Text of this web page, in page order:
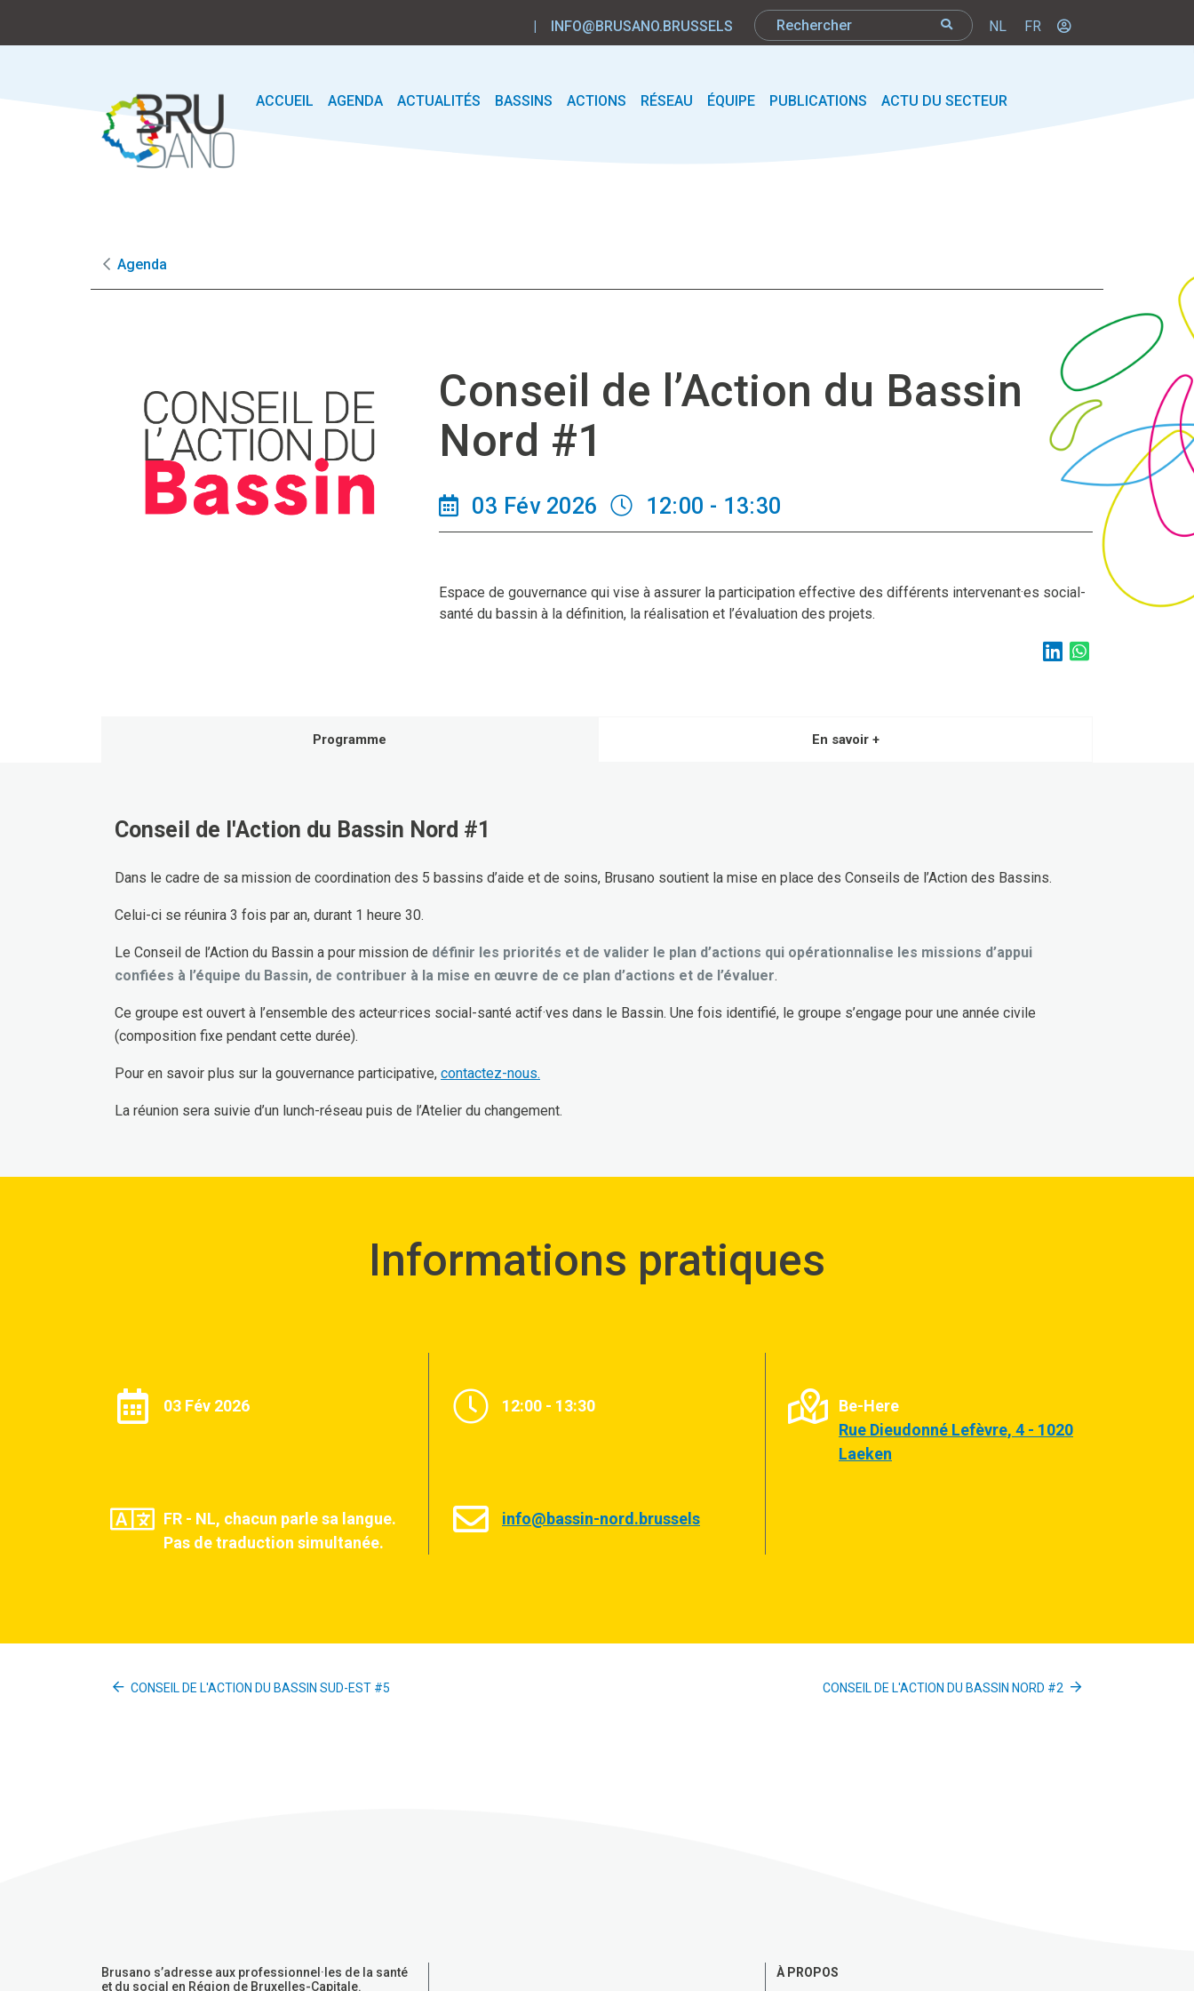
| INFO@BRUSANO.BRUSSELS NL FR
ACCUEIL AGENDA ACTUALITÉS BASSINS ACTIONS RÉSEAU ÉQUIPE PUBLICATIONS ACTU DU SECTEUR
Agenda
Conseil de l’Action du Bassin
Nord #1
03 Fév 2026 12:00 - 13:30
Espace de gouvernance qui vise à assurer la participation effective des différents intervenant·es social-
santé du bassin à la définition, la réalisation et l’évaluation des projets.
Programme En savoir +
Conseil de l'Action du Bassin Nord #1
Dans le cadre de sa mission de coordination des 5 bassins d’aide et de soins, Brusano soutient la mise en place des Conseils de l’Action des Bassins.
Celui-ci se réunira 3 fois par an, durant 1 heure 30.
Le Conseil de l’Action du Bassin a pour mission de définir les priorités et de valider le plan d’actions qui opérationnalise les missions d’appui
confiées à l’équipe du Bassin, de contribuer à la mise en œuvre de ce plan d’actions et de l’évaluer.
Ce groupe est ouvert à l’ensemble des acteur·rices social-santé actif·ves dans le Bassin. Une fois identifié, le groupe s’engage pour une année civile
(composition fixe pendant cette durée).
Pour en savoir plus sur la gouvernance participative, contactez-nous.
La réunion sera suivie d’un lunch-réseau puis de l’Atelier du changement.
Informations pratiques
03 Fév 2026 12:00 - 13:30
Be-Here
Rue Dieudonné Lefèvre, 4 - 1020
Laeken
FR - NL, chacun parle sa langue.
Pas de traduction simultanée.
info@bassin-nord.brussels
CONSEIL DE L'ACTION DU BASSIN SUD-EST #5 CONSEIL DE L'ACTION DU BASSIN NORD #2
Brusano s’adresse aux professionnel·les de la santé
et du social en Région de Bruxelles-Capitale.
À PROPOS